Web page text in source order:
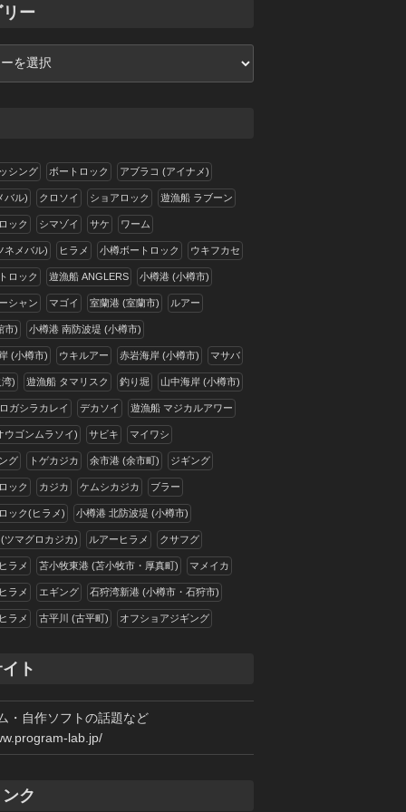
ー
シング ボートロック アブラコ (アイナメ)
バル) クロソイ ショアロック 遊漁船 ラブーン
ック シマゾイ サケ ワーム
ネメバル) ヒラメ 小樽ボートロック ウキフカセ
ロック 遊漁船 ANGLERS 小樽港 (小樽市)
シャン マゴイ 室蘭港 (室蘭市) ルアー
市) 小樽港 南防波堤 (小樽市)
(小樽市) ウキルアー 赤岩海岸 (小樽市) マサバ
) 遊漁船 タマリスク 釣り堀 山中海岸 (小樽市)
ガシラカレイ デカソイ 遊漁船 マジカルアワー
ウゴンムラソイ) サビキ マイワシ
グ トゲカジカ 余市港 (余市町) ジギング
ック カジカ ケムシカジカ ブラー
ック(ヒラメ) 小樽港 北防波堤 (小樽市)
ツマグロカジカ) ルアーヒラメ クサフグ
ラメ 苫小牧東港 (苫小牧市・厚真町) マメイカ
ラメ エギング 石狩湾新港 (小樽市・石狩市)
ラメ 古平川 (古平町) オフショアジギング
ト
・自作ソフトの話題など
lab.jp/
ク